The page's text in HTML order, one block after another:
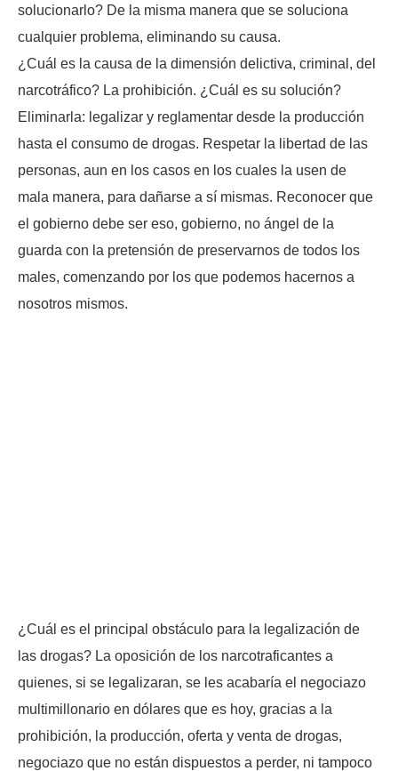
solucionarlo? De la misma manera que se soluciona
cualquier problema, eliminando su causa.
¿Cuál es la causa de la dimensión delictiva, criminal, del
narcotráfico? La prohibición. ¿Cuál es su solución?
Eliminarla: legalizar y reglamentar desde la producción
hasta el consumo de drogas. Respetar la libertad de las
personas, aun en los casos en los cuales la usen de
mala manera, para dañarse a sí mismas. Reconocer que
el gobierno debe ser eso, gobierno, no ángel de la
guarda con la pretensión de preservarnos de todos los
males, comenzando por los que podemos hacernos a
nosotros mismos.
¿Cuál es el principal obstáculo para la legalización de
las drogas? La oposición de los narcotraficantes a
quienes, si se legalizaran, se les acabaría el negociazo
multimillonario en dólares que es hoy, gracias a la
prohibición, la producción, oferta y venta de drogas,
negociazo que no están dispuestos a perder, ni tampoco